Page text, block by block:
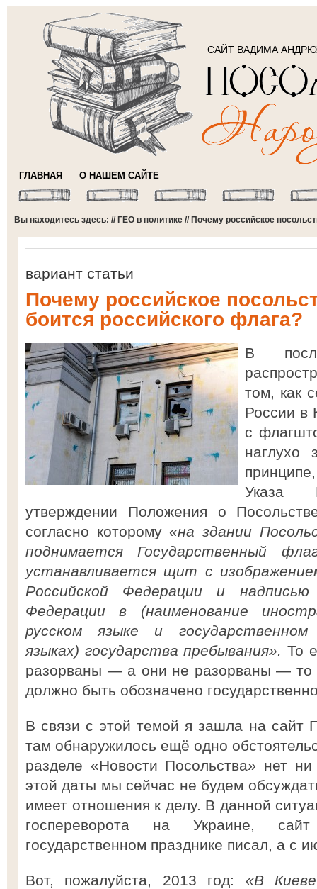
САЙТ ВАДИМА
ГЛАВНАЯ О НАШЕМ САЙТЕ
Вы находитесь здесь: // ГЕО в политике // Почему российское
вариант статьи
Почему российское
боится российского флага?
В
том, как
России в
с
наглухо
Указа
утверждении Положения о
согласно которому«на здании
поднимается Государственный
устанавливается щит с
Российской Федерации и надписью
Федерации в (наименование
русском языке и государственном
языках) государства пребывания».То
разорваны — а они не разорваны — то
должно быть обозначено
В связи с этой темой я зашла на сайт
там обнаружилось ещё одно
разделе «Новости Посольства» нет
этой даты мы сейчас не будем
имеет отношения к делу. В данной
госпереворота на Украине,
государственном празднике писал, а с
Вот, пожалуйста, 2013 год: «В